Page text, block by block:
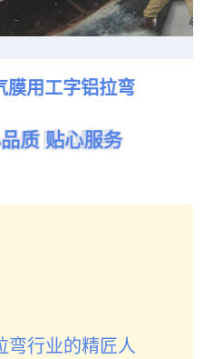
字铝拉弯
质 贴心服务
质 贴心服务
质 贴心服务
质 贴心服务
质 贴心服务
质 贴心服务
弯行业的精匠人